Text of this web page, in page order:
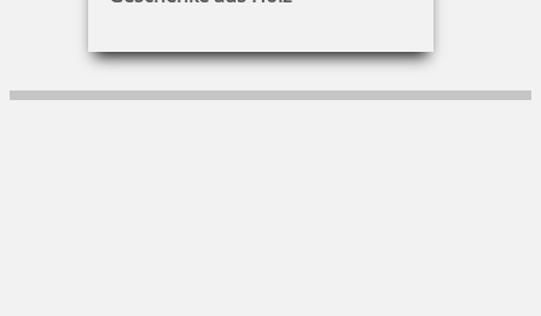
05 71 / 973891 30